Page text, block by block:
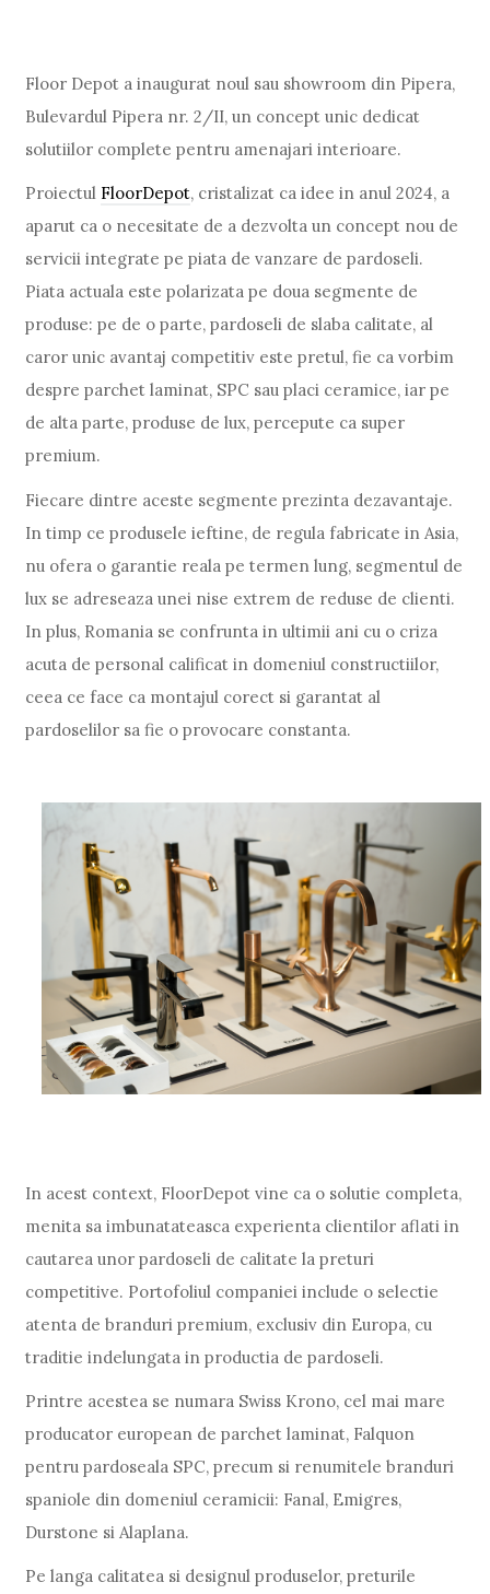
Floor Depot a inaugurat noul sau showroom din Pipera,
Bulevardul Pipera nr. 2/II, un concept unic dedicat
solutiilor complete pentru amenajari interioare.
Proiectul FloorDepot, cristalizat ca idee in anul 2024, a
aparut ca o necesitate de a dezvolta un concept nou de
servicii integrate pe piata de vanzare de pardoseli.
Piata actuala este polarizata pe doua segmente de
produse: pe de o parte, pardoseli de slaba calitate, al
caror unic avantaj competitiv este pretul, fie ca vorbim
despre parchet laminat, SPC sau placi ceramice, iar pe
de alta parte, produse de lux, percepute ca super
premium.
Fiecare dintre aceste segmente prezinta dezavantaje.
In timp ce produsele ieftine, de regula fabricate in Asia,
nu ofera o garantie reala pe termen lung, segmentul de
lux se adreseaza unei nise extrem de reduse de clienti.
In plus, Romania se confrunta in ultimii ani cu o criza
acuta de personal calificat in domeniul constructiilor,
ceea ce face ca montajul corect si garantat al
pardoselilor sa fie o provocare constanta.
In acest context, FloorDepot vine ca o solutie completa,
menita sa imbunatateasca experienta clientilor aflati in
cautarea unor pardoseli de calitate la preturi
competitive. Portofoliul companiei include o selectie
atenta de branduri premium, exclusiv din Europa, cu
traditie indelungata in productia de pardoseli.
Printre acestea se numara Swiss Krono, cel mai mare
producator european de parchet laminat, Falquon
pentru pardoseala SPC, precum si renumitele branduri
spaniole din domeniul ceramicii: Fanal, Emigres,
Durstone si Alaplana.
Pe langa calitatea si designul produselor, preturile